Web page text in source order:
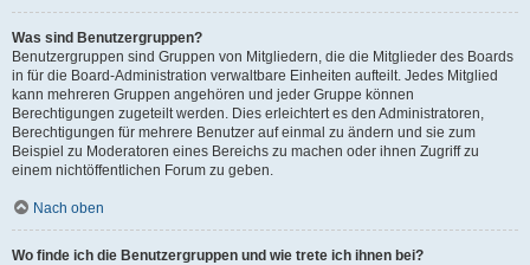
Was sind Benutzergruppen?
Benutzergruppen sind Gruppen von Mitgliedern, die die Mitglieder des Boards
in für die Board-Administration verwaltbare Einheiten aufteilt. Jedes Mitglied
kann mehreren Gruppen angehören und jeder Gruppe können
Berechtigungen zugeteilt werden. Dies erleichtert es den Administratoren,
Berechtigungen für mehrere Benutzer auf einmal zu ändern und sie zum
Beispiel zu Moderatoren eines Bereichs zu machen oder ihnen Zugriff zu
einem nichtöffentlichen Forum zu geben.
Nach oben
Wo finde ich die Benutzergruppen und wie trete ich ihnen bei?